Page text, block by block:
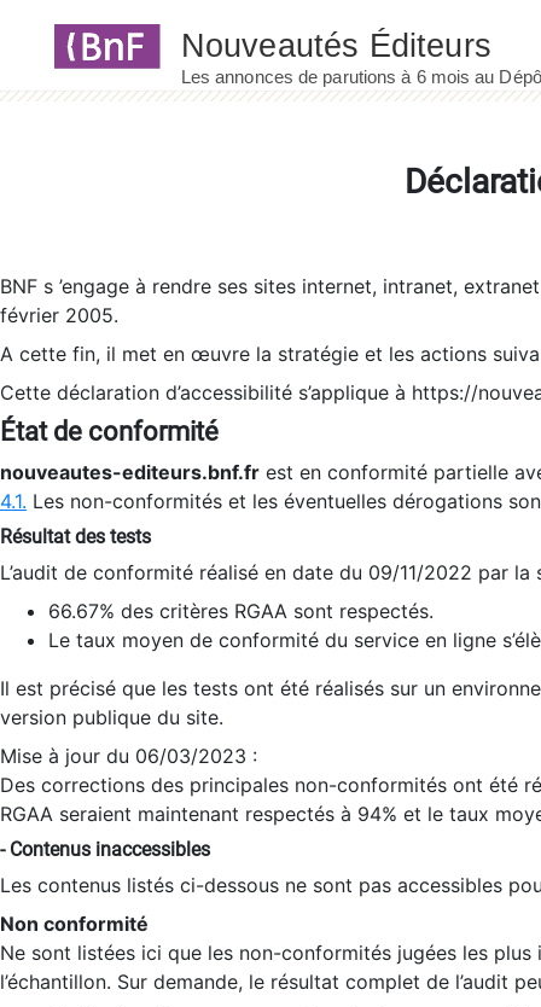
BNF s ’engage à rendre ses sites internet, intranet,
février 2005.
A cette fin, il met en œuvre la stratégie et les actions
Cette déclaration d’accessibilité s’applique à https://
État de conformité
nouveautes-editeurs.bnf.fr est en conformité partielle
4.1. Les non-conformités et les éventuelles dérogations
Résultat des tests
L’audit de conformité réalisé en date du 09/11/2022 par
66.67% des critères RGAA sont respectés.
Le taux moyen de conformité du service en ligne
Il est précisé que les tests ont été réalisés sur un
version publique du site.
Mise à jour du 06/03/2023 :
Des corrections des principales non-conformités ont été
RGAA seraient maintenant respectés à 94% et le taux
- Contenus inaccessibles
Les contenus listés ci-dessous ne sont pas accessibles
Non conformité
Ne sont listées ici que les non-conformités jugées les
l’échantillon. Sur demande, le résultat complet de l’audit